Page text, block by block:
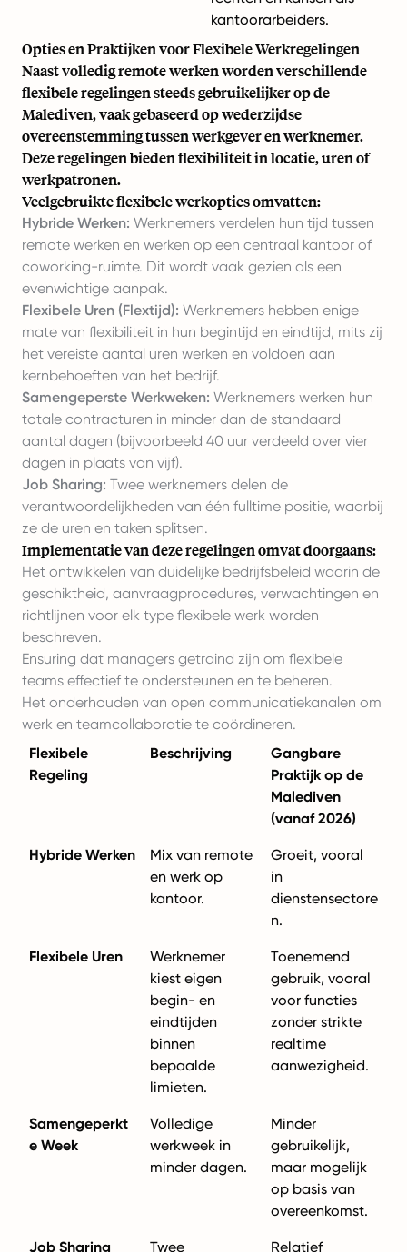
kantoorarbeiders.
Opties en Praktijken voor Flexibele Werkregelingen
Naast volledig remote werken worden verschillende
flexibele regelingen steeds gebruikelijker op de
Malediven, vaak gebaseerd op wederzijdse
overeenstemming tussen werkgever en werknemer.
Deze regelingen bieden flexibiliteit in locatie, uren of
werkpatronen.
Veelgebruikte flexibele werkopties omvatten:
Hybride Werken: Werknemers verdelen hun tijd tussen
remote werken en werken op een centraal kantoor of
coworking-ruimte. Dit wordt vaak gezien als een
evenwichtige aanpak.
Flexibele Uren (Flextijd): Werknemers hebben enige
mate van flexibiliteit in hun begintijd en eindtijd, mits zij
het vereiste aantal uren werken en voldoen aan
kernbehoeften van het bedrijf.
Samengeperste Werkweken: Werknemers werken hun
totale contracturen in minder dan de standaard
aantal dagen (bijvoorbeeld 40 uur verdeeld over vier
dagen in plaats van vijf).
Job Sharing: Twee werknemers delen de
verantwoordelijkheden van één fulltime positie, waarbij
ze de uren en taken splitsen.
Implementatie van deze regelingen omvat doorgaans:
Het ontwikkelen van duidelijke bedrijfsbeleid waarin de
geschiktheid, aanvraagprocedures, verwachtingen en
richtlijnen voor elk type flexibele werk worden
beschreven.
Ensuring dat managers getraind zijn om flexibele
teams effectief te ondersteunen en te beheren.
Het onderhouden van open communicatiekanalen om
werk en teamcollaboratie te coördineren.
Flexibele
Regeling
Beschrijving
Gangbare
Praktijk op de
Malediven
(vanaf 2026)
Hybride Werken
Mix van remote
en werk op
kantoor.
Groeit, vooral
in
dienstensectore
n.
Flexibele Uren
Werknemer
kiest eigen
begin- en
eindtijden
binnen
bepaalde
limieten.
Toenemend
gebruik, vooral
voor functies
zonder strikte
realtime
aanwezigheid.
Samengeperkt
e Week
Volledige
werkweek in
minder dagen.
Minder
gebruikelijk,
maar mogelijk
op basis van
overeenkomst.
Job Sharing
Twee
Relatief